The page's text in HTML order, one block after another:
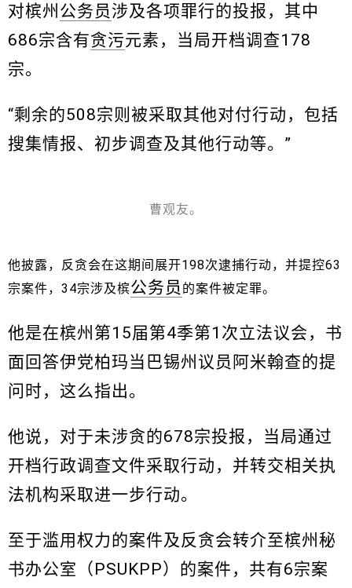
对槟州 公务员 涉及各项罪行的投报，其中
686宗含有贪污元素，当局开档调查178
宗。
“剩余的508宗则被采取其他对付行动，包括
搜集情报、初步调查及其他行动等。”
曹观友。
他披露，反贪会在这期间展开198次逮捕行动，并提控63
宗案件，34宗涉及槟公务员 的案件被定罪。
他是在槟州第15届第4季第1次立法议会，书
面回答伊党柏玛当巴锡州议员阿米翰查的提
问时，这么指出。
他说，对于未涉贪的678宗投报，当局通过
开档行政调查文件采取行动，并转交相关执
法机构采取进一步行动。
至于滥用权力的案件及反贪会转介至槟州秘
书办公室（PSUKPP）的案件，共有6宗案